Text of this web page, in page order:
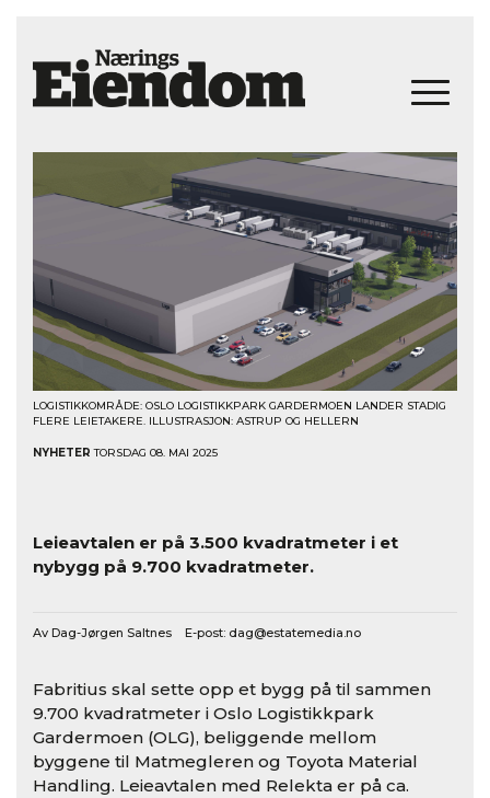
LOGISTIKKOMRÅDE: OSLO LOGISTIKKPARK GARDERMOEN LANDER STADIG
FLERE LEIETAKERE. ILLUSTRASJON: ASTRUP OG HELLERN
NYHETER TORSDAG 08. MAI 2025
Leieavtalen er på 3.500 kvadratmeter i et
nybygg på 9.700 kvadratmeter.
Av Dag-Jørgen Saltnes E-post: dag@estatemedia.no
Fabritius skal sette opp et bygg på til sammen
9.700 kvadratmeter i Oslo Logistikkpark
Gardermoen (OLG), beliggende mellom
byggene til Matmegleren og Toyota Material
Handling. Leieavtalen med Relekta er på ca.